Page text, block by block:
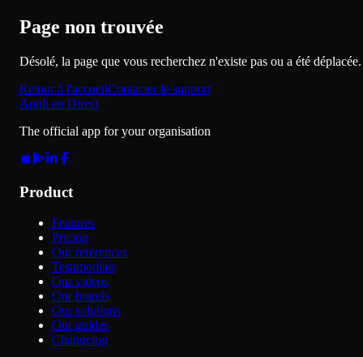
Page non trouvée
Désolé, la page que vous recherchez n'existe pas ou a été déplacée.
Retour à l'accueilContacter le support
Appli en Direct
The official app for your organisation
Product
Features
Pricing
Our references
Testimonials
Our videos
Our brands
Our solutions
Our guides
Changelog